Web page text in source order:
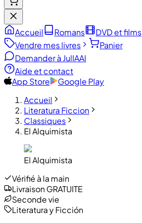
Accueil Romans DVD et films
Vendre mes livres
Panier
Demander à JulIAAI
Aide et contact
App Store
Google Play
Accueil
Literatura Ficcion
Classiques
El Alquimista
El Alquimista
Vérifié à la main
Livraison GRATUITE
Seconde vie
Literatura y Ficción